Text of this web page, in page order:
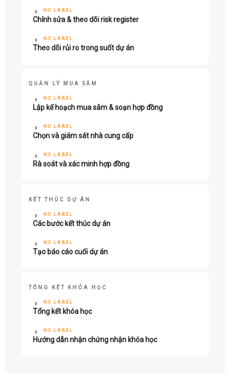
NO LABEL
Chỉnh sửa & theo dõi risk register
NO LABEL
Theo dõi rủi ro trong suốt dự án
QUẢN LÝ MUA SẮM
NO LABEL
Lập kế hoạch mua sắm & soạn hợp đồng
NO LABEL
Chọn và giám sát nhà cung cấp
NO LABEL
Rà soát và xác minh hợp đồng
KẾT THÚC DỰ ÁN
NO LABEL
Các bước kết thúc dự án
NO LABEL
Tạo báo cáo cuối dự án
TỔNG KẾT KHÓA HỌC
NO LABEL
Tổng kết khóa học
NO LABEL
Hướng dẫn nhận chứng nhận khóa học